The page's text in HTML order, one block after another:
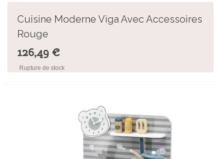
Cuisine Moderne Viga Avec Accessoires
Rouge
126,49 €
Rupture de stock